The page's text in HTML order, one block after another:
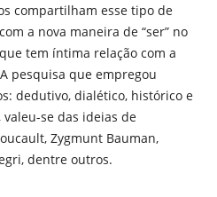
compartilham esse tipo de
a nova maneira de “ser” no
tem íntima relação com a
pesquisa que empregou
dedutivo, dialético, histórico e
se das ideias de
Zygmunt Bauman,
dentre outros.